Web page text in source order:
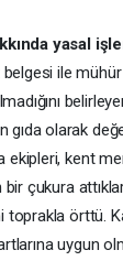
yasal
ile mühür
gıda olarak
ekipleri, kent
bir çukura
toprakla örttü.
uygun